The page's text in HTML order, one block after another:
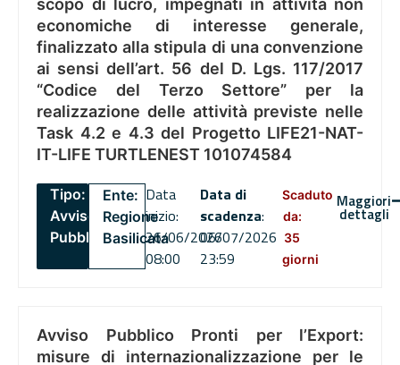
scopo di lucro, impegnati in attività non
economiche di interesse generale,
finalizzato alla stipula di una convenzione
ai sensi dell’art. 56 del D. Lgs. 117/2017
“Codice del Terzo Settore” per la
realizzazione delle attività previste nelle
Task 4.2 e 4.3 del Progetto LIFE21-NAT-
IT-LIFE TURTLENEST 101074584
Tipo:
Avviso
Pubblico
Ente:
Regione
Basilicata
Data
inizio:
26/06/2026
08:00
Data di
scadenza:
06/07/2026
23:59
Scaduto
da:
35
giorni
Maggiori
dettagli
Avviso Pubblico Pronti per l’Export:
misure di internazionalizzazione per le